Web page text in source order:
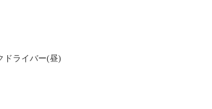
ドライバー(昼)